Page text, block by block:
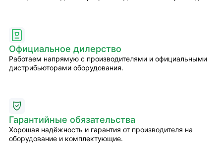
Официальное дилерство
Работаем напрямую с производителями и официальными
дистрибьюторами оборудования.
Гарантийные обязательства
Хорошая надёжность и гарантия от производителя на
оборудование и комплектующие.